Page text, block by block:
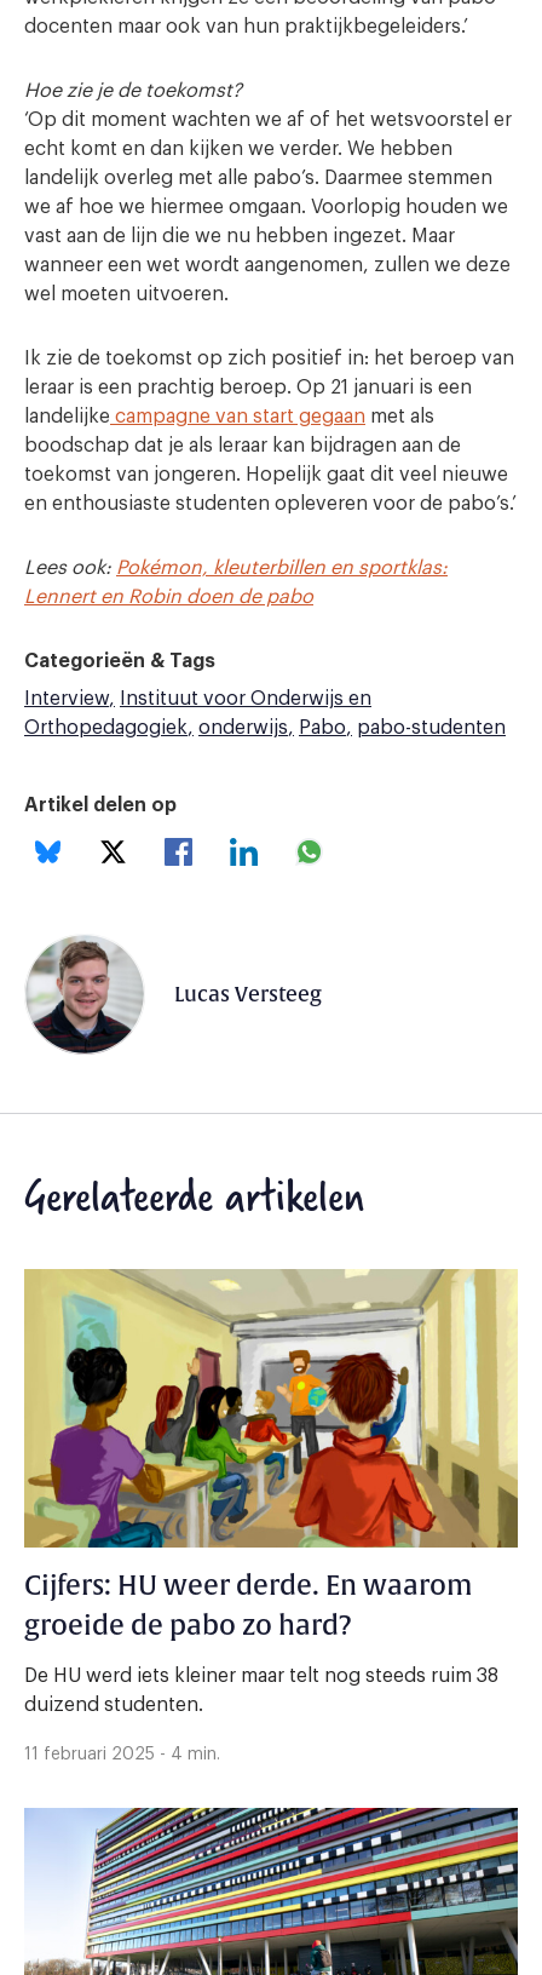
docenten maar ook van hun praktijkbegeleiders.’
Hoe zie je de toekomst?
‘Op dit moment wachten we af of het wetsvoorstel er
echt komt en dan kijken we verder. We hebben
landelijk overleg met alle pabo’s. Daarmee stemmen
we af hoe we hiermee omgaan. Voorlopig houden we
vast aan de lijn die we nu hebben ingezet. Maar
wanneer een wet wordt aangenomen, zullen we deze
wel moeten uitvoeren.
Ik zie de toekomst op zich positief in: het beroep van
leraar is een prachtig beroep. Op 21 januari is een
landelijke campagne van start gegaan met als
boodschap dat je als leraar kan bijdragen aan de
toekomst van jongeren. Hopelijk gaat dit veel nieuwe
en enthousiaste studenten opleveren voor de pabo’s.’
Lees ook: Pokémon, kleuterbillen en sportklas:
Lennert en Robin doen de pabo
Categorieën & Tags
Interview
Instituut voor Onderwijs en
Orthopedagogiek onderwijs Pabo pabo-studenten
Artikel delen op
Lucas Versteeg
Gerelateerde artikelen
Cijfers: HU weer derde. En waarom
groeide de pabo zo hard?
De HU werd iets kleiner maar telt nog steeds ruim 38
duizend studenten.
11 februari 2025 - 4 min.